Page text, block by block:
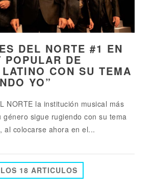
DEL NORTE #1 EN
POPULAR DE
CON SU TEMA
YO”
NORTE la institución musical más
género sigue rugiendo con su tema
al colocarse ahora en el...
LOS 18 ARTICULOS